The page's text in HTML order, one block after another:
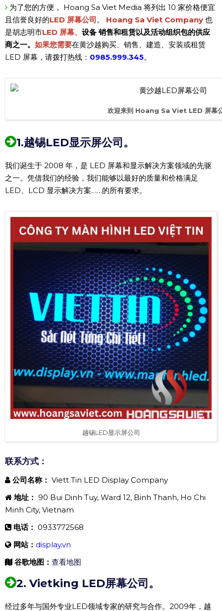
为了您的方便， Hoang Sa Viet Media 将列出 10 家价格便宜
且信誉良好的LED 屏幕公司 。 Hoang Sa Viet Company 也
是胡志明市LED 屏幕、 设备 销售和租赁以及活动组织包的供应
商之一。 如果您需要在黄沙越购买、销售、建造、安装或租赁
LED 屏幕，请拨打热线： 0985.999.345。
欢迎来到 Hoang Sa Viet LED 屏幕
1.越锡LED显示屏公司。
我们诞生于 2008 年，是 LED 屏幕和显示解决方案领域的先驱
之一。凭借我们的经验，我们能够以最好的质量和价格满足
LED、LCD 显示解决方案……的所有要求。
越锡LED显示屏公司
联系方式：
公司名称： Viett Tin LED Display Company
地址： 90 Bui Dinh Tuy, Ward 12, Binh Thanh, Ho Chi
Minh City, Vietnam
电话： 0933772568
网站： display.vn
谷歌地图： 查看地图
2. Vietking LED屏幕公司。
经过多年与国外专业LED领域专家的研究与合作。2009年，越